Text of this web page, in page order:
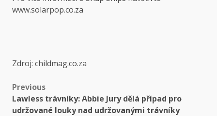
www.solarpop.co.za
Zdroj: childmag.co.za
Previous
Lawless trávníky: Abbie Jury dělá případ pro
udržované louky nad udržovanými trávníky